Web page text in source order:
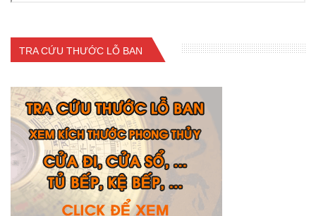
TRA CỨU THƯỚC LỖ BAN